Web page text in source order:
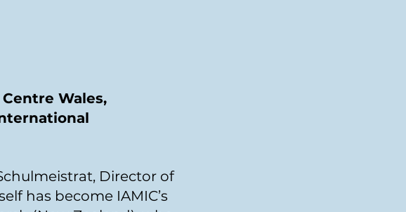
Wales,
Director of
has become IAMIC’s